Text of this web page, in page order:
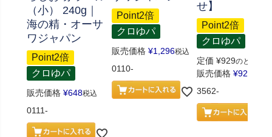
（小） 240g｜
海の精・オーサ
ワジャパン
Point2倍
クロゆパ
販売価格 ¥648税込
0111-
Point2倍
クロゆパ
販売価格 ¥1,296税込
0110-
せ】
Point2倍
クロゆパ
定価 ¥929のところ
販売価格 ¥928
3562-